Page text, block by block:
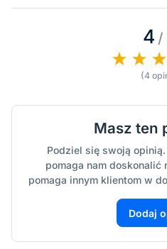
4 /
(4
Masz ten
Podziel się swoją
pomaga nam doskonalić
pomaga innym klientom w
Dodaj